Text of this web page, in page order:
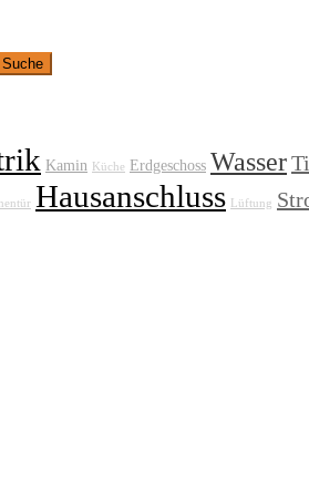
Kamin Küche Erdgeschoss Wasser
Hausanschluss Lüftung